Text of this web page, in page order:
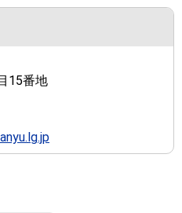
15番地